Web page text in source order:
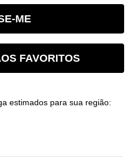
ME
FAVORITOS
estimados para sua região: